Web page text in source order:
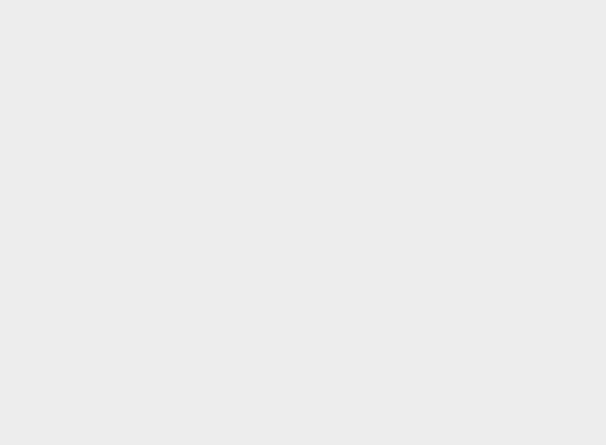
de Gato Azul Ruso según te guíe tu creatividad! ¡No olvides
mismo tiempo fan del planeta? Con Hellokids, procura imprimir
coloreando online.